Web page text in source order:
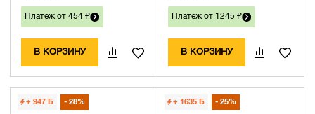
Платеж от 454 ₽
В КОРЗИНУ
Платеж от 1245 ₽
В КОРЗИНУ
+ 947 Б 28% + 1635 Б 25%